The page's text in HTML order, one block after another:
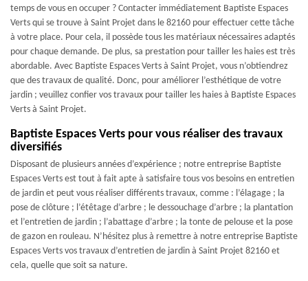
temps de vous en occuper ? Contacter immédiatement Baptiste Espaces
Verts qui se trouve à Saint Projet dans le 82160 pour effectuer cette tâche
à votre place. Pour cela, il possède tous les matériaux nécessaires adaptés
pour chaque demande. De plus, sa prestation pour tailler les haies est très
abordable. Avec Baptiste Espaces Verts à Saint Projet, vous n’obtiendrez
que des travaux de qualité. Donc, pour améliorer l’esthétique de votre
jardin ; veuillez confier vos travaux pour tailler les haies à Baptiste Espaces
Verts à Saint Projet.
Baptiste Espaces Verts pour vous réaliser des travaux
diversifiés
Disposant de plusieurs années d’expérience ; notre entreprise Baptiste
Espaces Verts est tout à fait apte à satisfaire tous vos besoins en entretien
de jardin et peut vous réaliser différents travaux, comme : l’élagage ; la
pose de clôture ; l’étêtage d’arbre ; le dessouchage d’arbre ; la plantation
et l’entretien de jardin ; l’abattage d’arbre ; la tonte de pelouse et la pose
de gazon en rouleau. N’hésitez plus à remettre à notre entreprise Baptiste
Espaces Verts vos travaux d’entretien de jardin à Saint Projet 82160 et
cela, quelle que soit sa nature.